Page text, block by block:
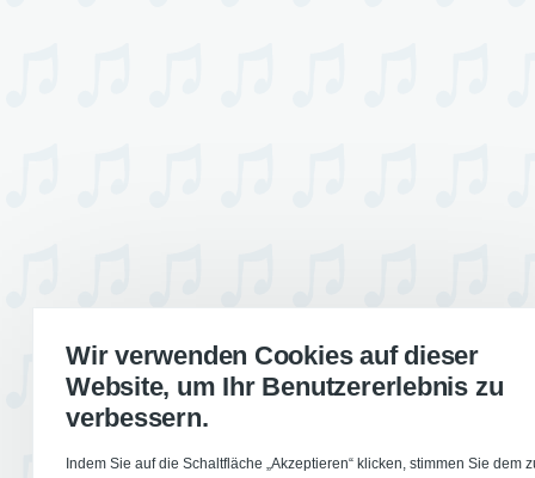
Wir verwenden Cookies auf dieser
Website, um Ihr Benutzererlebnis zu
verbessern.
Indem Sie auf die Schaltfläche „Akzeptieren“ klicken, stimmen Sie dem